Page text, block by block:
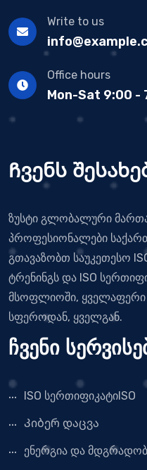
Write to us
Office hours
Mon-Sat 9:00 -
Ჩვენს
ზუსტი გლობალური
პროფესიონალები
გთავაზობთ საუკეთესო
ტრენინგს და ISO
მსოფლიოში, ყველაფერი
სფეროდან, ყველგან.
ჩვენი
ISO სერთიფიკატიISO
Კიბერ დაცვა
ენერგია და